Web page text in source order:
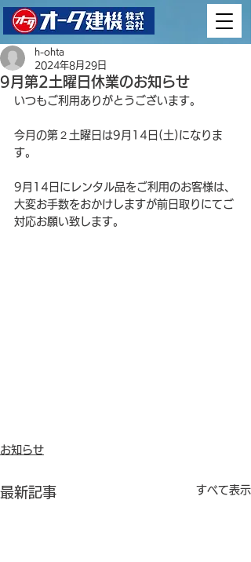
9月第2土曜日休業のお知らせ
h-ohta
2024年8月29日
いつもご利用ありがとうございます。
今月の第２土曜日は9月14日(土)になりま
す。
9月14日にレンタル品をご利用のお客様は、
大変お手数をおかけしますが前日取りにてご
対応お願い致します。
お知らせ
最新記事 すべて表示